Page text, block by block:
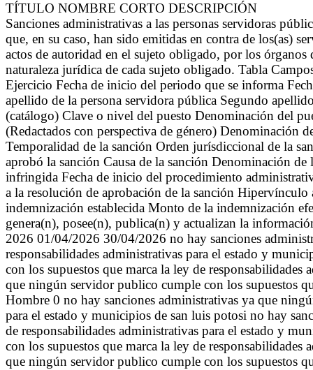
TÍTULO NOMBRE CORTO DESCRIPCIÓN
Sanciones administrativas a las personas servidoras
que, en su caso, han sido emitidas en contra de los(as)
actos de autoridad en el sujeto obligado, por los
naturaleza jurídica de cada sujeto obligado. Tabla
Ejercicio Fecha de inicio del periodo que se informa
apellido de la persona servidora pública Segundo
(catálogo) Clave o nivel del puesto Denominación del
(Redactados con perspectiva de género) Denominación
Temporalidad de la sanción Orden jurísdiccional de la
aprobó la sanción Causa de la sanción Denominación
infringida Fecha de inicio del procedimiento
a la resolución de aprobación de la sanción
indemnización establecida Monto de la indemnización
genera(n), posee(n), publica(n) y actualizan la
2026 01/04/2026 30/04/2026 no hay sanciones
responsabilidades administrativas para el estado y
con los supuestos que marca la ley de
que ningún servidor publico cumple con los supuestos
Hombre 0 no hay sanciones administrativas ya que
para el estado y municipios de san luis potosi no hay
de responsabilidades administrativas para el estado y
con los supuestos que marca la ley de
que ningún servidor publico cumple con los supuestos